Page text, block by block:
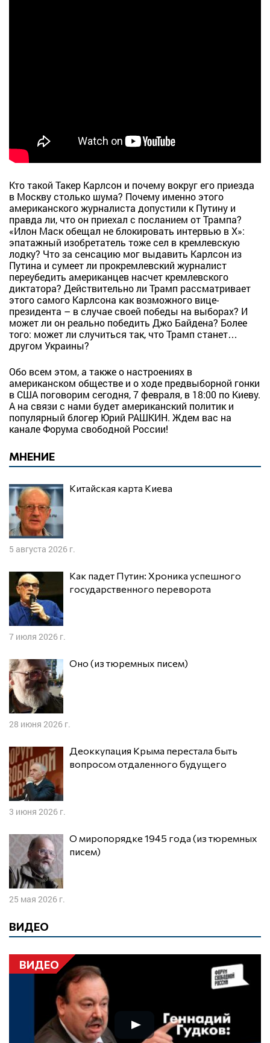
Кто такой Такер Карлсон и почему вокруг его приезда
в Москву столько шума? Почему именно этого
американского журналиста допустили к Путину и
правда ли, что он приехал с посланием от Трампа?
«Илон Маск обещал не блокировать интервью в Х»:
эпатажный изобретатель тоже сел в кремлевскую
лодку? Что за сенсацию мог выдавить Карлсон из
Путина и сумеет ли прокремлевский журналист
переубедить американцев насчет кремлевского
диктатора? Действительно ли Трамп рассматривает
этого самого Карлсона как возможного вице-
президента – в случае своей победы на выборах? И
может ли он реально победить Джо Байдена? Более
того: может ли случиться так, что Трамп станет…
другом Украины?
Обо всем этом, а также о настроениях в
американском обществе и о ходе предвыборной гонки
в США поговорим сегодня, 7 февраля, в 18:00 по Киеву.
А на связи с нами будет американский политик и
популярный блогер Юрий РАШКИН. Ждем вас на
канале Форума свободной России!
МНЕНИЕ
Китайская карта Киева
5 августа 2026 г.
Как падет Путин: Хроника успешного
государственного переворота
7 июля 2026 г.
Оно (из тюремных писем)
28 июня 2026 г.
Деоккупация Крыма перестала быть
вопросом отдаленного будущего
3 июня 2026 г.
О миропорядке 1945 года (из тюремных
писем)
25 мая 2026 г.
ВИДЕО
ВИДЕО